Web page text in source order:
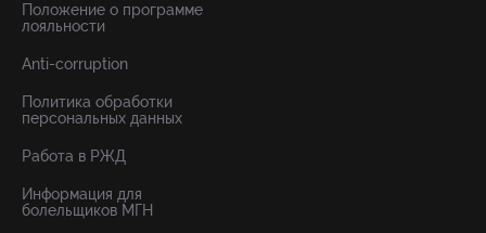
Положение о программе
лояльности
Anti-corruption
Политика обработки
персональных данных
Работа в РЖД
Информация для
болельщиков МГН